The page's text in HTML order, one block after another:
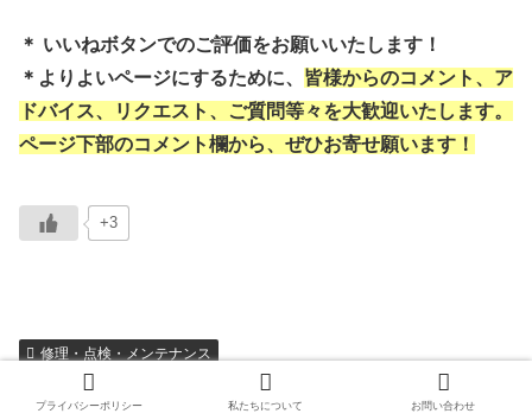
＊ いいねボタンでのご評価をお願いいたします！
＊よりよいページにするために、 皆様からのコメント、ア
ドバイス、リクエスト、ご質問等々を大歓迎いたします。
ページ下部のコメント欄から、ぜひお寄せ願います！
+3
修理・点検・メンテナンス
プライバシーポリシー 私たちについて お問い合わせ